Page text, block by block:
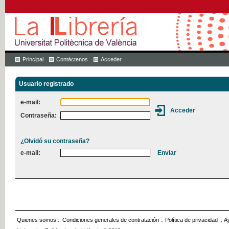
Principal Contáctenos Acceder
Usuario registrado
e-mail:
Contraseña:
¿Olvidó su contraseña?
e-mail:
Quienes somos :: Condiciones generales de contratación :: Política de privacidad ::